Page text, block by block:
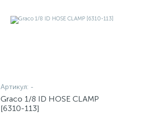
Артикул: -
Graco 1/8 ID HOSE CLAMP
[6310-113]